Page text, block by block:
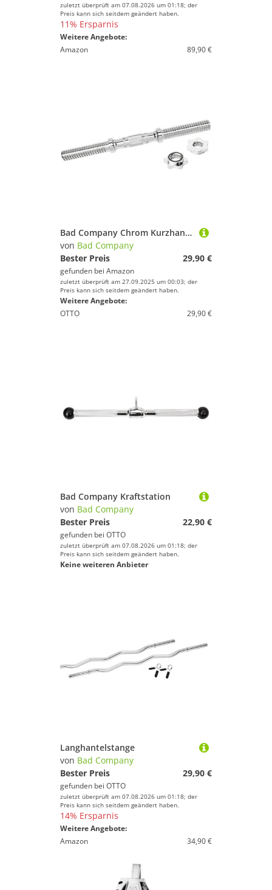
zuletzt überprüft am 07.08.2026 um 01:18; der
Preis kann sich seitdem geändert haben.
11% Ersparnis
Weitere Angebote:
Amazon
89,90 €
Bad Company Chrom Kurzhantelstange mit drehbaren, ergonomischen Griffen inkl. Sternverschlüssen 30/31 mm I 1 Stück - 36 cm
von Bad Company
Bester Preis
29,90 €
gefunden bei Amazon
zuletzt überprüft am 27.09.2025 um 00:03; der
Preis kann sich seitdem geändert haben.
Weitere Angebote:
OTTO
29,90 €
Bad Company Kraftstation
von Bad Company
Bester Preis
22,90 €
gefunden bei OTTO
zuletzt überprüft am 07.08.2026 um 01:18; der
Preis kann sich seitdem geändert haben.
Keine weiteren Anbieter
Langhantelstange
von Bad Company
Bester Preis
29,90 €
gefunden bei OTTO
zuletzt überprüft am 07.08.2026 um 01:18; der
Preis kann sich seitdem geändert haben.
14% Ersparnis
Weitere Angebote:
Amazon
34,90 €